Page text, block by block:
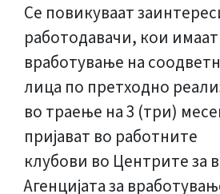
Се повикуваат
работодавачи, кои
вработување на
лица по претходно
во траење на 3 (три)
пријават во работните
клубови во Центрите за
Агенцијата за